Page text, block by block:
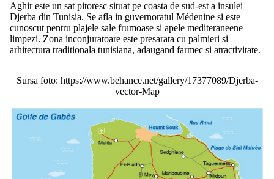
Aghir este un sat pitoresc situat pe coasta de sud-est a insulei
Djerba din Tunisia. Se afla in guvernoratul Médenine si este
cunoscut pentru plajele sale frumoase si apele mediteraneene
limpezi. Zona inconjuratoare este presarata cu palmieri si
arhitectura traditionala tunisiana, adaugand farmec si atractivitate.
Sursa foto: https://www.behance.net/gallery/17377089/Djerba-
vector-Map